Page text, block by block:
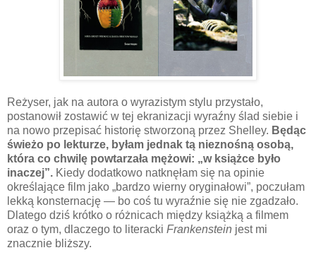
Reżyser, jak na autora o wyrazistym stylu przystało,
postanowił zostawić w tej ekranizacji wyraźny ślad siebie i
na nowo przepisać historię stworzoną przez Shelley. Będąc
świeżo po lekturze, byłam jednak tą nieznośną osobą,
która co chwilę powtarzała mężowi: „w książce było
inaczej”. Kiedy dodatkowo natknęłam się na opinie
określające film jako „bardzo wierny oryginałowi”, poczułam
lekką konsternację — bo coś tu wyraźnie się nie zgadzało.
Dlatego dziś krótko o różnicach między książką a filmem
oraz o tym, dlaczego to literacki Frankenstein jest mi
znacznie bliższy.